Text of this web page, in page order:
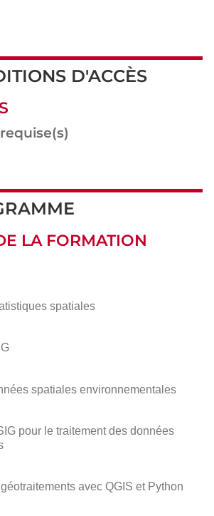
D'ACCÈS
LA FORMATION
spatiales
spatiales environnementales
pour le traitement des données
avec QGIS et Python